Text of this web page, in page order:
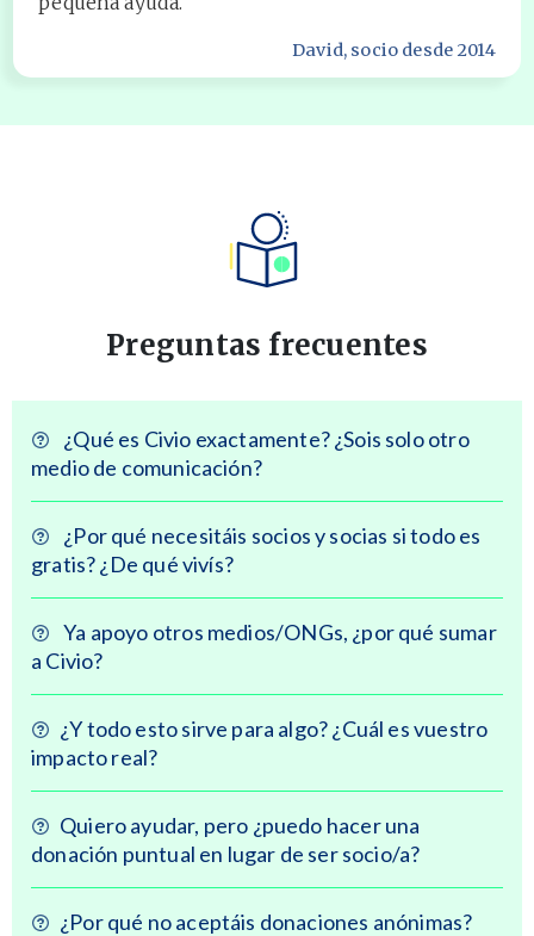
David, socio desde 2014
Preguntas frecuentes
¿Qué es Civio exactamente? ¿Sois solo otro
medio de comunicación?
¿Por qué necesitáis socios y socias si todo es
gratis? ¿De qué vivís?
Ya apoyo otros medios/ONGs, ¿por qué sumar
a Civio?
¿Y todo esto sirve para algo? ¿Cuál es vuestro
impacto real?
Quiero ayudar, pero ¿puedo hacer una
donación puntual en lugar de ser socio/a?
¿Por qué no aceptáis donaciones anónimas?